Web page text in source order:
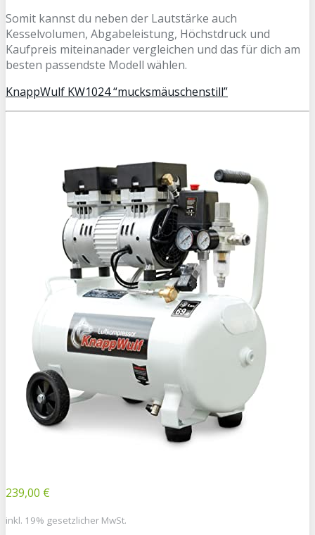
Somit kannst du neben der Lautstärke auch
Kesselvolumen, Abgabeleistung, Höchstdruck und
Kaufpreis miteinanader vergleichen und das für dich am
besten passendste Modell wählen.
KnappWulf KW1024 “mucksmäuschenstill”
239,00 €
inkl. 19% gesetzlicher MwSt.